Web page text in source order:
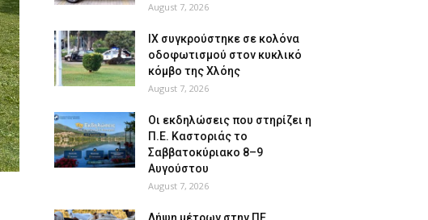
August 7, 2026
ΙΧ συγκρούστηκε σε κολόνα
οδοφωτισμού στον κυκλικό
κόμβο της Χλόης
August 7, 2026
Οι εκδηλώσεις που στηρίζει η
Π.Ε. Καστοριάς το
Σαββατοκύριακο 8–9
Αυγούστου
August 7, 2026